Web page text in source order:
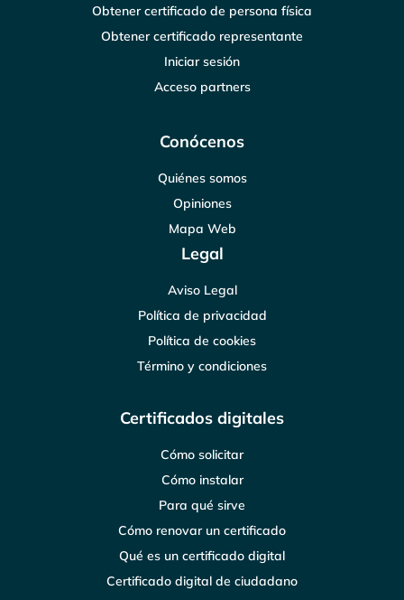
Obtener certificado de persona física
Obtener certificado representante
Iniciar sesión
Acceso partners
Conócenos
Quiénes somos
Opiniones
Mapa Web
Legal
Aviso Legal
Política de privacidad
Política de cookies
Término y condiciones
Certificados digitales
Cómo solicitar
Cómo instalar
Para qué sirve
Cómo renovar un certificado
Qué es un certificado digital
Certificado digital de ciudadano